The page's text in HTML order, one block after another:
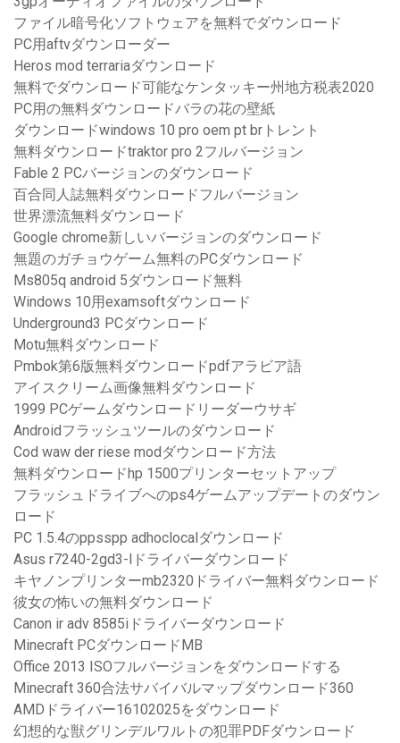
ファイル暗号化ソフトウェアを無料でダウンロード
PC用aftvダウンローダー
Heros mod terrariaダウンロード
無料でダウンロード可能なケンタッキー州地方税表2020
PC用の無料ダウンロードバラの花の壁紙
ダウンロードwindows 10 pro oem pt brトレント
無料ダウンロードtraktor pro 2フルバージョン
Fable 2 PCバージョンのダウンロード
百合同人誌無料ダウンロードフルバージョン
世界漂流無料ダウンロード
Google chrome新しいバージョンのダウンロード
無題のガチョウゲーム無料のPCダウンロード
Ms805q android 5ダウンロード無料
Windows 10用examsoftダウンロード
Underground3 PCダウンロード
Motu無料ダウンロード
Pmbok第6版無料ダウンロードpdfアラビア語
アイスクリーム画像無料ダウンロード
1999 PCゲームダウンロードリーダーウサギ
Androidフラッシュツールのダウンロード
Cod waw der riese modダウンロード方法
無料ダウンロードhp 1500プリンターセットアップ
フラッシュドライブへのps4ゲームアップデートのダウン
ロード
PC 1.5.4のppsspp adhoclocalダウンロード
Asus r7240-2gd3-lドライバーダウンロード
キヤノンプリンターmb2320ドライバー無料ダウンロード
彼女の怖いの無料ダウンロード
Canon ir adv 8585iドライバーダウンロード
Minecraft PCダウンロードMB
Office 2013 ISOフルバージョンをダウンロードする
Minecraft 360合法サバイバルマップダウンロード360
AMDドライバー16102025をダウンロード
幻想的な獣グリンデルワルトの犯罪PDFダウンロード